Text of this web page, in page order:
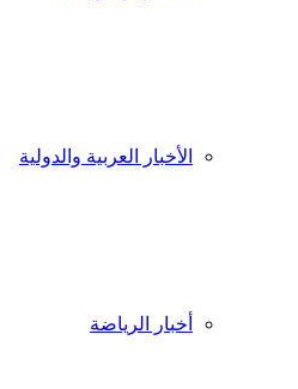
الأخبار العربية والدولية
أخبار الرياضة